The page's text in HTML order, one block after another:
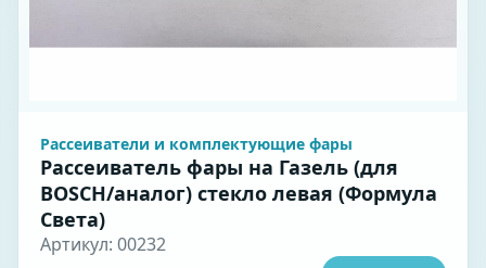
Рассеиватели и комплектующие фары
Рассеиватель фары на Газель (для
BOSCH/аналог) стекло левая (Формула
Света)
Артикул: 00232